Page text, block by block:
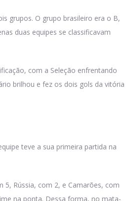
grupos. O grupo brasileiro era o B,
duas equipes se classificavam
com a Seleção enfrentando
brilhou e fez os dois gols da vitória
teve a sua primeira partida na
5, Rússia, com 2, e Camarões, com
na ponta. Dessa forma, no mata-